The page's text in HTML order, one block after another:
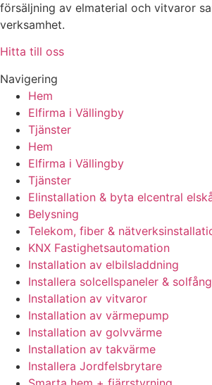
försäljning av elmaterial och vitvaror
verksamhet.
Hitta till oss
Navigering
Hem
Elfirma i Vällingby
Tjänster
Hem
Elfirma i Vällingby
Tjänster
Elinstallation & byta elcentral
Belysning
Telekom, fiber &
KNX Fastighetsautomation
Installation av elbilsladdning
Installera solcellspaneler &
Installation av vitvaror
Installation av värmepump
Installation av golvvärme
Installation av takvärme
Installera Jordfelsbrytare